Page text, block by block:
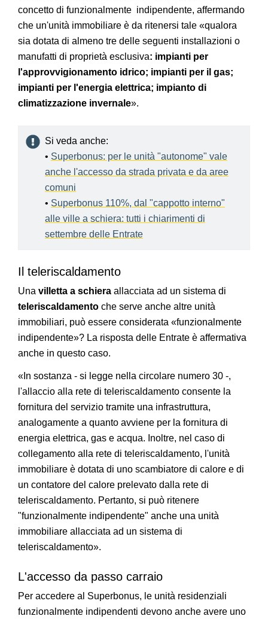
concetto di funzionalmente indipendente, affermando
che un'unità immobiliare è da ritenersi tale «qualora
sia dotata di almeno tre delle seguenti installazioni o
manufatti di proprietà esclusiva: impianti per
l'approvvigionamento idrico; impianti per il gas;
impianti per l'energia elettrica; impianto di
climatizzazione invernale».
Si veda anche:
• Superbonus: per le unità "autonome" vale
anche l'accesso da strada privata e da aree
comuni
• Superbonus 110%, dal "cappotto interno"
alle ville a schiera: tutti i chiarimenti di
settembre delle Entrate
Il teleriscaldamento
Una villetta a schiera allacciata ad un sistema di
teleriscaldamento che serve anche altre unità
immobiliari, può essere considerata «funzionalmente
indipendente»? La risposta delle Entrate è affermativa
anche in questo caso.
«In sostanza - si legge nella circolare numero 30 -,
l'allaccio alla rete di teleriscaldamento consente la
fornitura del servizio tramite una infrastruttura,
analogamente a quanto avviene per la fornitura di
energia elettrica, gas e acqua. Inoltre, nel caso di
collegamento alla rete di teleriscaldamento, l'unità
immobiliare è dotata di uno scambiatore di calore e di
un contatore del calore prelevato dalla rete di
teleriscaldamento. Pertanto, si può ritenere
"funzionalmente indipendente" anche una unità
immobiliare allacciata ad un sistema di
teleriscaldamento».
L'accesso da passo carraio
Per accedere al Superbonus, le unità residenziali
funzionalmente indipendenti devono anche avere uno